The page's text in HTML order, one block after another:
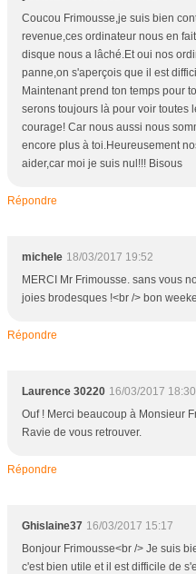
Coucou Frimousse,je suis bien
revenue,ces ordinateur nous en
disque nous a lâché.Et oui nos
panne,on s'aperçois que il est
Maintenant prend ton temps pour
serons toujours là pour voir toutes
courage! Car nous aussi nous
encore plus à toi.Heureusement
aider,car moi je suis nul!!! Bisous
Répondre
michele 18/03/2017 19:52
MERCI Mr Frimousse. sans vous
joies brodesques !<br /> bon
Répondre
Laurence 30220 16/03/2017 18:30
Ouf ! Merci beaucoup à Monsieur
Ravie de vous retrouver.
Répondre
Ghislaine37 16/03/2017 15:17
Bonjour Frimousse<br /> Je suis
c'est bien utile et il est difficile de